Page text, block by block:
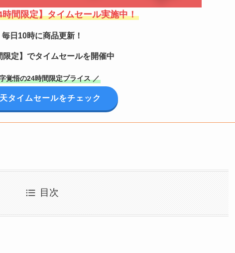
間限定】タイムセール実施中！
毎日10時に商品更新！
限定】でタイムセールを開催中
覚悟の24時間限定プライス ／
タイムセールをチェック
目次